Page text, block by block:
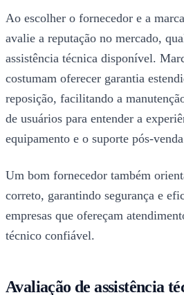
Ao escolher o fornecedor e a
avalie a reputação no mercado,
assistência técnica disponível.
costumam oferecer garantia
reposição, facilitando a
de usuários para entender a
equipamento e o suporte pós-
Um bom fornecedor também
correto, garantindo segurança e
empresas que ofereçam
técnico confiável.
Avaliação de assistência